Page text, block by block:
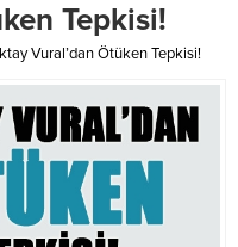
Tepkisi!
Vural’dan Ötüken Tepkisi!